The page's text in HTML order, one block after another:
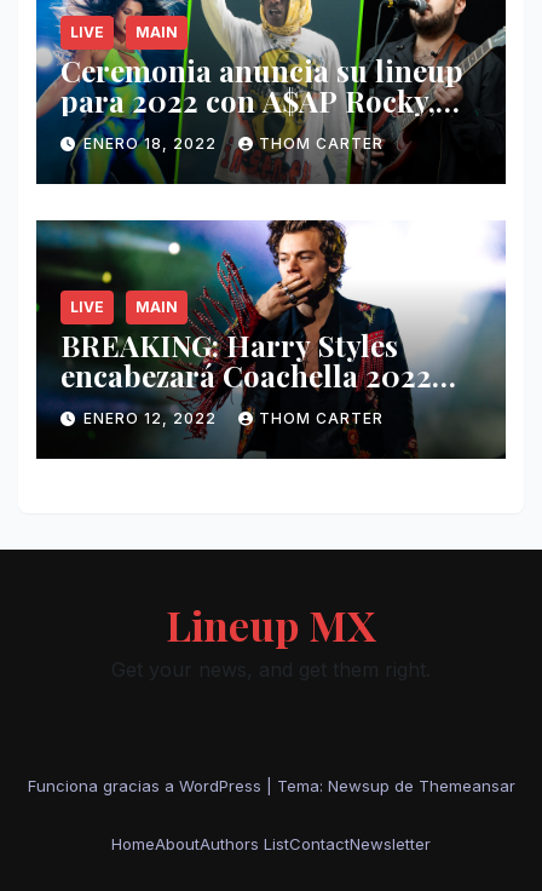
LIVE MAIN
Ceremonia anuncia su lineup
para 2022 con A$AP Rocky,
Nathy Peluso, Noah Pino Palo
y más.
ENERO 18, 2022 THOM CARTER
LIVE MAIN
BREAKING: Harry Styles
encabezará Coachella 2022
junto a Kanye West y Billie
Eilish.
ENERO 12, 2022 THOM CARTER
Lineup MX
Get your news, and get them right.
Funciona gracias a WordPress Tema: Newsup de Themeansar
HomeAboutAuthors ListContactNewsletter